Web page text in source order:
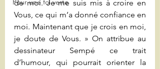
Pour une foi verte
de moi. Je me suis mis à croire en
Vous, ce qui m’a donné confiance en
moi. Maintenant que je crois en moi,
je doute de Vous. » On attribue au
dessinateur Sempé ce trait
d’humour, qui pourrait orienter la